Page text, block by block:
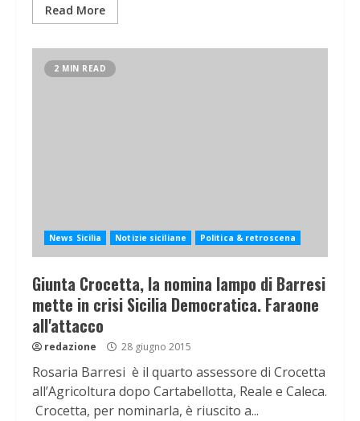
Read More
2 MIN READ
News Sicilia Notizie siciliane Politica & retroscena
Giunta Crocetta, la nomina lampo di Barresi
mette in crisi Sicilia Democratica. Faraone
all'attacco
redazione 28 giugno 2015
Rosaria Barresi è il quarto assessore di Crocetta
all’Agricoltura dopo Cartabellotta, Reale e Caleca.
Crocetta, per nominarla, è riuscito a...